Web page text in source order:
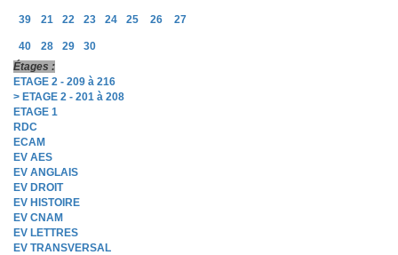
39 21 22 23 24 25 26 27
40 28 29
30
Étages :
ETAGE 2 - 209 à 216
> ETAGE 2 - 201 à 208
ETAGE 1
RDC
ECAM
EV AES
EV ANGLAIS
EV DROIT
EV HISTOIRE
EV CNAM
EV LETTRES
EV TRANSVERSAL